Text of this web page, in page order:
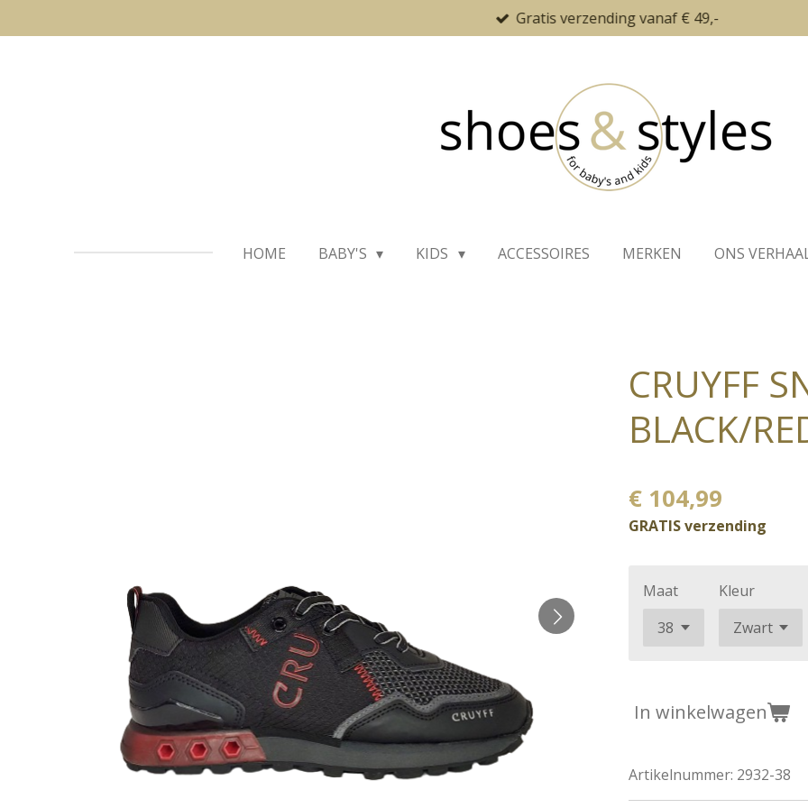
direct
Gratis verzending vanaf € 49,-
HOME BABY'S KIDS ACCESSOIRES MERKEN ONS
CRUYFF
BLACK/
€ 104,99
GRATIS verzending
Maat Kleur
In winkelwagen
Artikelnummer: 2932-38